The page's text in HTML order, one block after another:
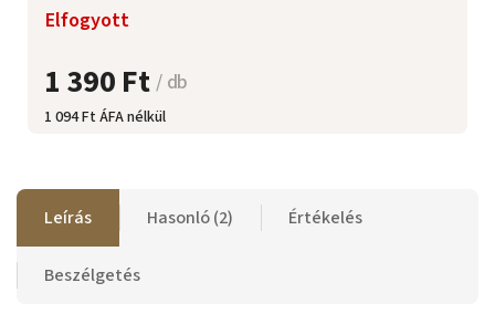
1 390 Ft/ db
1 094 Ft ÁFA nélkül
Elfogyott
Leírás Hasonló (2) Értékelés
Beszélgetés